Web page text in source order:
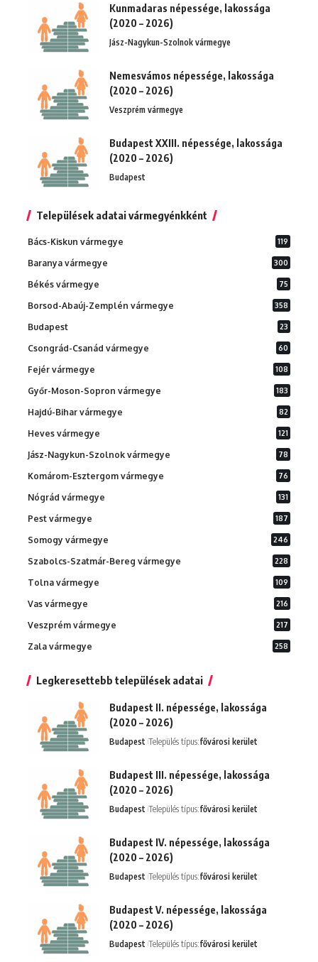
Kunmadaras népessége, lakossága
(2020 – 2026)
Jász-Nagykun-Szolnok vármegye
Nemesvámos népessége, lakossága
(2020 – 2026)
Veszprém vármegye
Budapest XXIII. népessége, lakossága
(2020 – 2026)
Budapest
Települések adatai vármegyénkként
Bács-Kiskun vármegye 119
Baranya vármegye 300
Békés vármegye 75
Borsod-Abaúj-Zemplén vármegye 358
Budapest 23
Csongrád-Csanád vármegye 60
Fejér vármegye 108
Győr-Moson-Sopron vármegye 183
Hajdú-Bihar vármegye 82
Heves vármegye 121
Jász-Nagykun-Szolnok vármegye 78
Komárom-Esztergom vármegye 76
Nógrád vármegye 131
Pest vármegye 187
Somogy vármegye 246
Szabolcs-Szatmár-Bereg vármegye 228
Tolna vármegye 109
Vas vármegye 216
Veszprém vármegye 217
Zala vármegye 258
Legkeresettebb települések adatai
Budapest II. népessége, lakossága
(2020 – 2026)
Budapest Település típus:fővárosi kerület
Budapest III. népessége, lakossága
(2020 – 2026)
Budapest Település típus:fővárosi kerület
Budapest IV. népessége, lakossága
(2020 – 2026)
Budapest Település típus:fővárosi kerület
Budapest V. népessége, lakossága
(2020 – 2026)
Budapest Település típus:fővárosi kerület